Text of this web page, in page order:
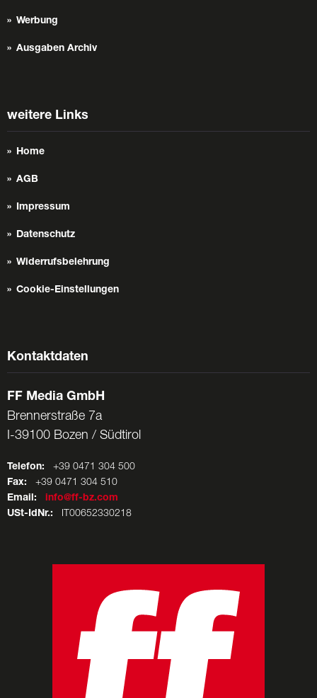
Werbung
Ausgaben Archiv
weitere Links
Home
AGB
Impressum
Datenschutz
Widerrufsbelehrung
Cookie-Einstellungen
Kontaktdaten
FF Media GmbH
Brennerstraße 7a
I-39100 Bozen / Südtirol
Telefon: +39 0471 304 500
Fax: +39 0471 304 510
Email:
info@ff-bz.com
USt-IdNr.: IT00652330218